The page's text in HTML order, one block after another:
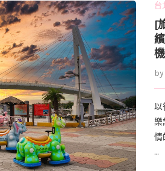
台
[
by
以
樂
情
…